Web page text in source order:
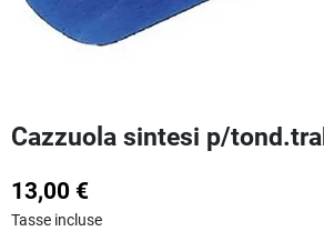
Cazzuola sintesi p/
13,00 €
Tasse incluse